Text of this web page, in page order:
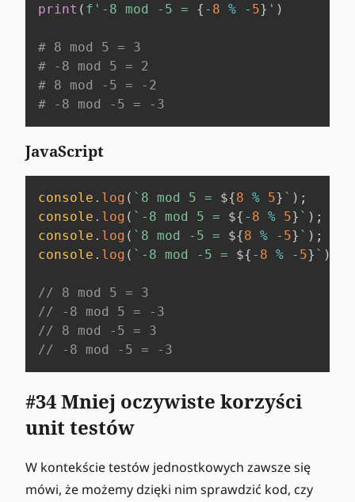
print ( f'-8 mod -5 = { - 8 % - 5} ' )
# 8 mod 5 = 3
# -8 mod 5 = 2
# 8 mod -5 = -2
# -8 mod -5 = -3
JavaScript
console . log ( ` 8 mod 5 = ${8 % 5} ` ) ;
console . log ( ` -8 mod 5 = ${ - 8 % 5} ` ) ;
console . log ( ` 8 mod -5 = ${8 % - 5} ` ) ;
console . log ( ` -8 mod -5 = ${ - 8 % - 5} ` )
// 8 mod 5 = 3
// -8 mod 5 = -3
// 8 mod -5 = 3
// -8 mod -5 = -3
#34 Mniej oczywiste korzyści
unit testów
W kontekście testów jednostkowych zawsze się
mówi, że możemy dzięki nim sprawdzić kod, czy